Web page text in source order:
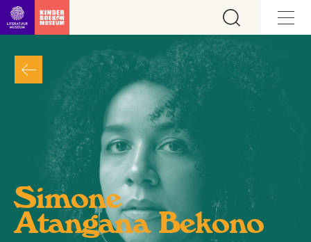
Ga direct naar inhoud
Simone
Atangana Bekono